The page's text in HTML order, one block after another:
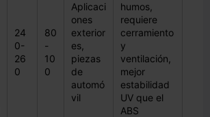
24
0-
26
0
80
-
10
0
Aplicaci
ones
exterior
es,
piezas
de
automó
vil
humos,
requiere
cerramiento
y
ventilación,
mejor
estabilidad
UV que el
ABS